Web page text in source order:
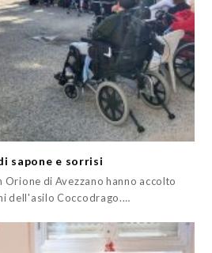
sapone e sorrisi
di Avezzano hanno accolto
dell'asilo Coccodrago.…